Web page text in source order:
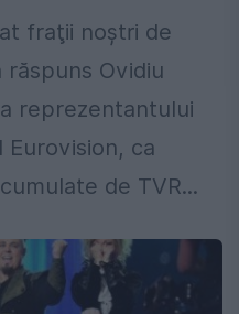
fraţii noştri de
Ovidiu
reprezentantului
Eurovision, ca
de TVR...